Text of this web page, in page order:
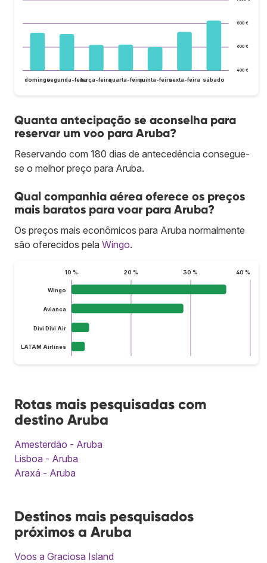
400 €
600 €
800 €
domingosegunda-feiraterça-feiraquarta-feiraquinta-feirasexta-feira sábado
Quanta antecipação se aconselha para
reservar um voo para Aruba?
Reservando com 180 dias de antecedência consegue-
se o melhor preço para Aruba.
Qual companhia aérea oferece os preços
mais baratos para voar para Aruba?
Os preços mais econômicos para Aruba normalmente
são oferecidos pela Wingo.
10 % 20 % 30 % 40 %
Wingo
Avianca
Divi Divi Air
LATAM Airlines
Rotas mais pesquisadas com
destino Aruba
Amesterdão - Aruba
Lisboa - Aruba
Araxá - Aruba
Destinos mais pesquisados
próximos a Aruba
Voos a Graciosa Island